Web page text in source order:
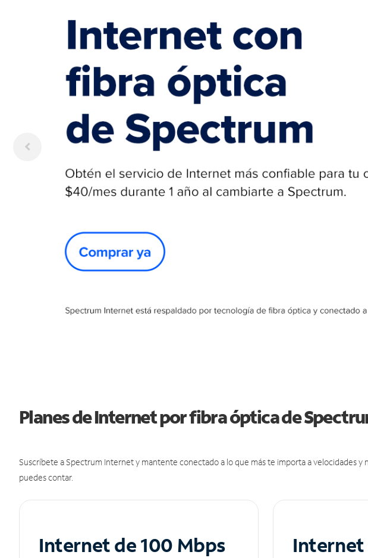
Planes de Internet por fibra óptica de
Suscríbete a Spectrum Internet y mantente conectado a lo que más te importa a velocidades y
puedes contar.
Internet de 100 Mbps Internet